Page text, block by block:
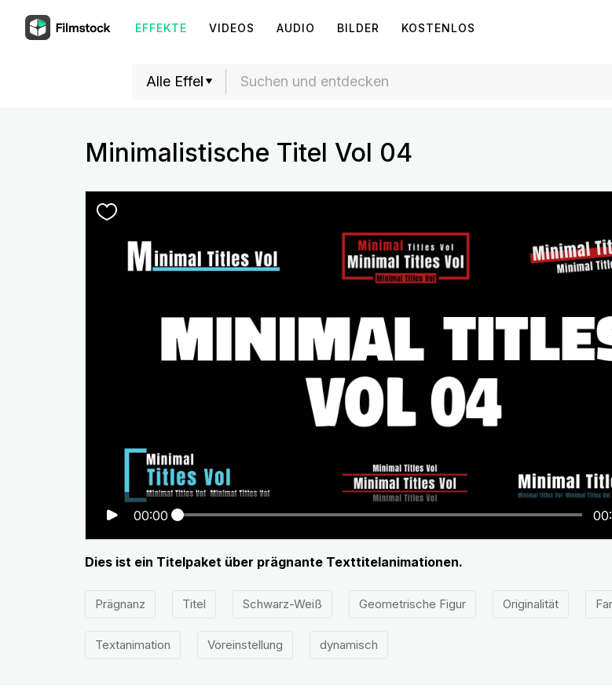
EFFEKTE VIDEOS AUDIO BILDER KOSTENLOS
Minimalistische Titel Vol 04
00:00
Dies ist ein Titelpaket über prägnante Texttitelanimationen.
Prägnanz Titel Schwarz-Weiß Geometrische Figur Originalität
Textanimation Voreinstellung dynamisch